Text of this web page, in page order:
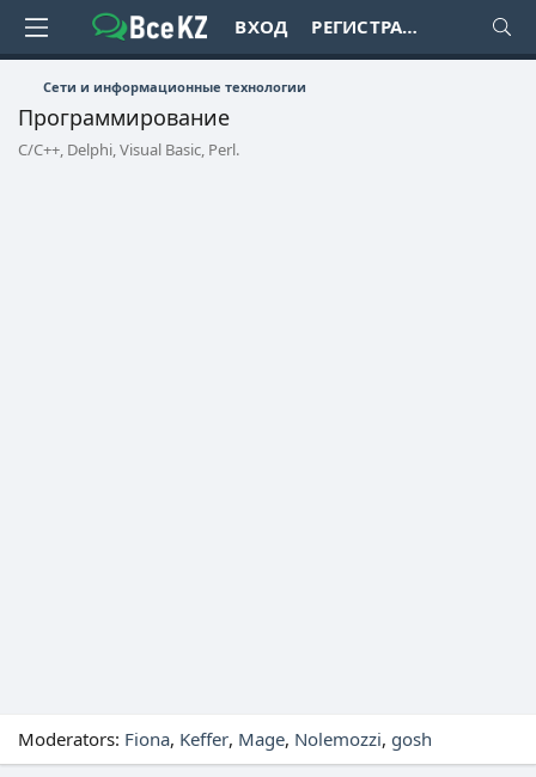
ВХОД РЕГИСТРАЦИЯ
Сети и информационные технологии
Программирование
C/C++, Delphi, Visual Basic, Perl.
Moderators: Fiona Keffer Mage Nolemozzi gosh